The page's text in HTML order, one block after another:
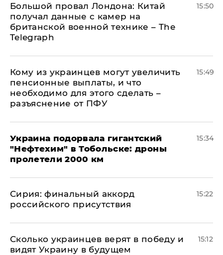
Большой провал Лондона: Китай
получал данные с камер на
британской военной технике – The
Telegraph
15:50
Кому из украинцев могут увеличить
пенсионные выплаты, и что
необходимо для этого сделать –
разъяснение от ПФУ
15:49
Украина подорвала гигантский
"Нефтехим" в Тобольске: дроны
пролетели 2000 км
15:34
​Сирия: финальный аккорд
российского присутствия
15:22
Сколько украинцев верят в победу и
видят Украину в будущем
15:12